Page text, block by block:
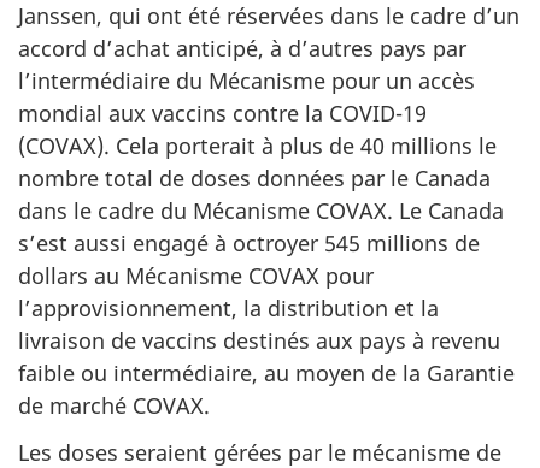
Janssen, qui ont été réservées dans le cadre d’un
accord d’achat anticipé, à d’autres pays par
l’intermédiaire du Mécanisme pour un accès
mondial aux vaccins contre la COVID-19
(COVAX). Cela porterait à plus de 40 millions le
nombre total de doses données par le Canada
dans le cadre du Mécanisme COVAX. Le Canada
s’est aussi engagé à octroyer 545 millions de
dollars au Mécanisme COVAX pour
l’approvisionnement, la distribution et la
livraison de vaccins destinés aux pays à revenu
faible ou intermédiaire, au moyen de la Garantie
de marché COVAX.
Les doses seraient gérées par le mécanisme de